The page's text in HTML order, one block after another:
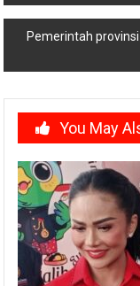
navigation
Pemerintah
You May